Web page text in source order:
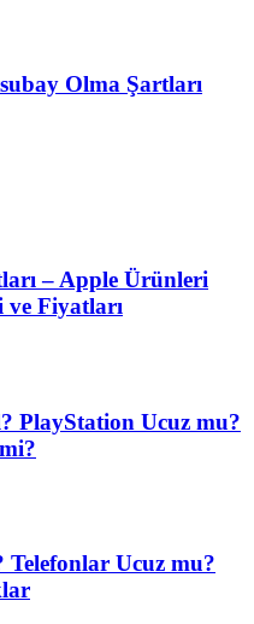
Olma Şartları
– Apple Ürünleri
ve Fiyatları
PlayStation Ucuz mu?
Telefonlar Ucuz mu?